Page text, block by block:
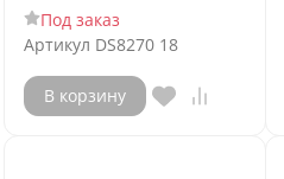
Под заказ
Артикул DS8270 18
В корзину